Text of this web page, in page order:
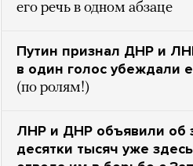
его речь в одном абзаце
Путин признал ДНР и
в один голос убеждали
(по ролям!)
ЛНР и ДНР объявили об
десятки тысяч уже